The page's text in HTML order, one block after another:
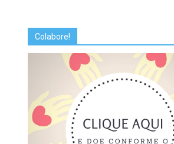
Colabore!